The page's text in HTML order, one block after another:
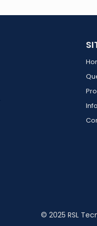
© 2025 RSL